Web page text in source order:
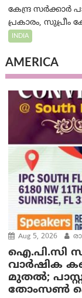
കേന്ദ്ര
പ്രകാരം, സുപ്രീം
INDIA
AMERICA
Aug 5, 2026
ഐ.പി.സി
വാർഷിക
മുതൽ;
തോംസൺ